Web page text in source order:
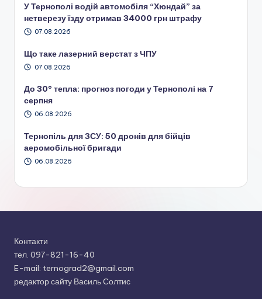
У Тернополі водій автомобіля “Хюндай” за
нетверезу їзду отримав 34000 грн штрафу
07.08.2026
Що таке лазерний верстат з ЧПУ
07.08.2026
До 30° тепла: прогноз погоди у Тернополі на 7
серпня
06.08.2026
Тернопіль для ЗСУ: 50 дронів для бійців
аеромобільної бригади
06.08.2026
Контакти
тел. 097-821-16-40
E-mail: ternograd2@gmail.com
редактор сайту Василь Солтис